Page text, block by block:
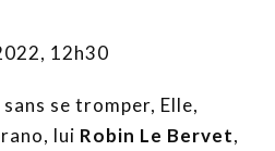
12h30
se tromper, Elle,
lui Robin Le Bervet,